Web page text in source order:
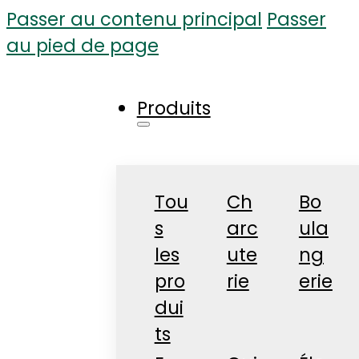
Passer au contenu principal Passer
au pied de page
Produits
Tou
s
les
pro
dui
ts
Ch
arc
ute
rie
Bo
ula
ng
erie